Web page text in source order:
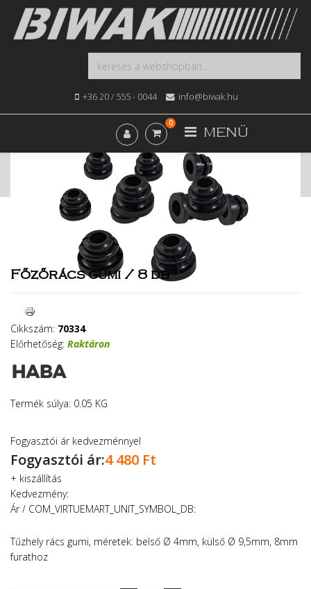
+36 20 / 555 - 0044 info@biwak.hu
MENÜ
0
Webshop
Fűtés, Bojler, Gázkészülék
Főzőrács gumi / 8 db
Főzőrács gumi / 8 db
Cikkszám: 70334
Előrhetőség: Raktáron
Termék súlya: 0.05 KG
Fogyasztói ár kedvezménnyel
Fogyasztói ár:4 480 Ft
+ kiszállítás
Kedvezmény:
Ár / COM_VIRTUEMART_UNIT_SYMBOL_DB:
Tűzhely rács gumi, méretek: belső Ø 4mm, külső Ø 9,5mm, 8mm
furathoz